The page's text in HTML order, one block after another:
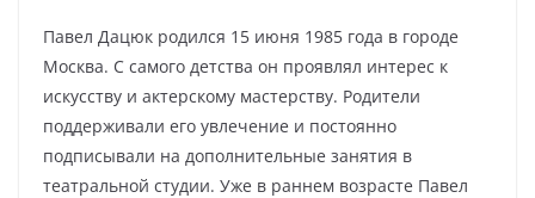
Павел Дацюк родился 15 июня 1985 года в городе
Москва. С самого детства он проявлял интерес к
искусству и актерскому мастерству. Родители
поддерживали его увлечение и постоянно
подписывали на дополнительные занятия в
театральной студии. Уже в раннем возрасте Павел